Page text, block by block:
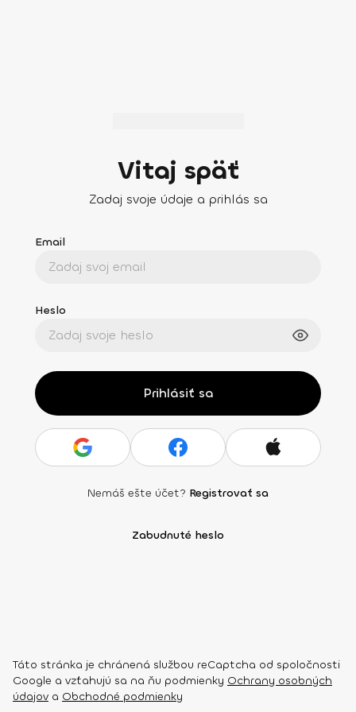
Vitaj späť
Zadaj svoje údaje a prihlás sa
Email
Heslo
Prihlásiť sa
Nemáš ešte účet? Registrovať sa
Zabudnuté heslo
Táto stránka je chránená službou reCaptcha od spoločnosti
Google a vzťahujú sa na ňu podmienky Ochrany osobných
údajov a Obchodné podmienky